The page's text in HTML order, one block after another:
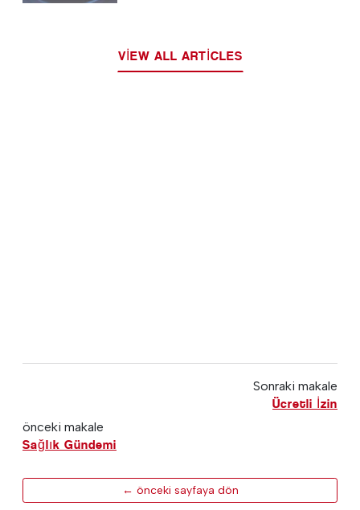
VIEW ALL ARTICLES
Sonraki makale
Ücretli İzin
önceki makale
Sağlık Gündemi
← önceki sayfaya dön